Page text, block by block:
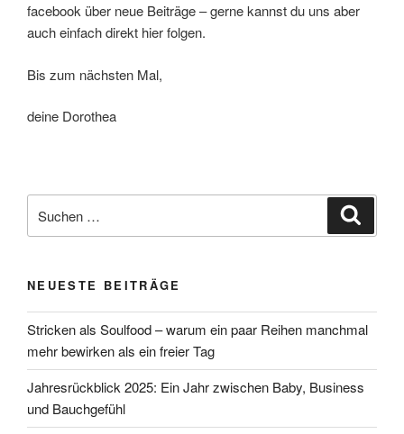
facebook über neue Beiträge – gerne kannst du uns aber
auch einfach direkt hier folgen.
Bis zum nächsten Mal,
deine Dorothea
nach:
NEUESTE BEITRÄGE
Stricken als Soulfood – warum ein paar Reihen manchmal
mehr bewirken als ein freier Tag
Jahresrückblick 2025: Ein Jahr zwischen Baby, Business
und Bauchgefühl